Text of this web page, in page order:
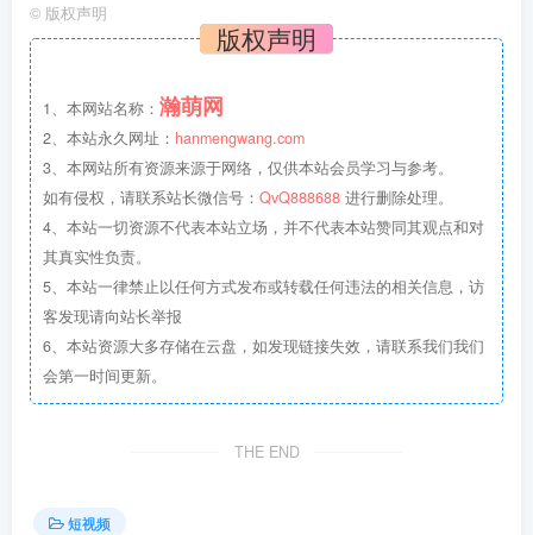
© 版权声明
版权声明
1、本网站名称： 瀚萌网
2、本站永久网址： hanmengwang.com
3、本网站所有资源来源于网络，仅供本站会员学习与参考。
如有侵权，请联系站长微信号： QvQ888688 进行删除处理。
4、本站一切资源不代表本站立场，并不代表本站赞同其观点和对
其真实性负责。
5、本站一律禁止以任何方式发布或转载任何违法的相关信息，访
客发现请向站长举报
6、本站资源大多存储在云盘，如发现链接失效，请联系我们我们
会第一时间更新。
THE END
短视频